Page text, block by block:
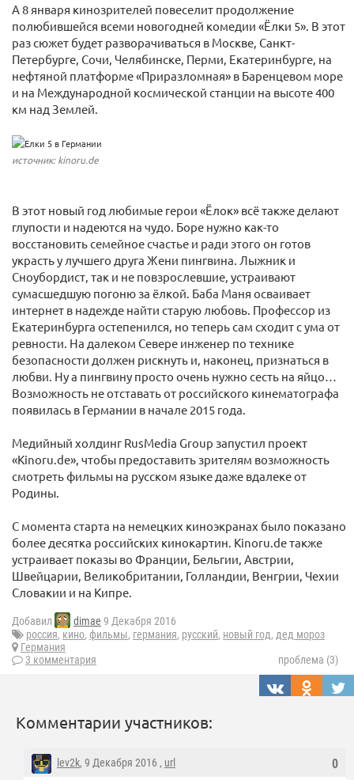
А 8 января кинозрителей повеселит продолжение
полюбившейся всеми новогодней комедии «Ёлки 5». В этот
раз сюжет будет разворачиваться в Москве, Санкт-
Петербурге, Сочи, Челябинске, Перми, Екатеринбурге, на
нефтяной платформе «Приразломная» в Баренцевом море
и на Международной космической станции на высоте 400
км над Землей.
источник: kinoru.de
В этот новый год любимые герои «Ёлок» всё также делают
глупости и надеются на чудо. Боре нужно как-то
восстановить семейное счастье и ради этого он готов
украсть у лучшего друга Жени пингвина. Лыжник и
Сноубордист, так и не повзрослевшие, устраивают
сумасшедшую погоню за ёлкой. Баба Маня осваивает
интернет в надежде найти старую любовь. Профессор из
Екатеринбурга остепенился, но теперь сам сходит с ума от
ревности. На далеком Севере инженер по технике
безопасности должен рискнуть и, наконец, признаться в
любви. Ну а пингвину просто очень нужно сесть на яйцо…
Возможность не отставать от российского кинематографа
появилась в Германии в начале 2015 года.
Медийный холдинг RusMedia Group запустил проект
«Kinoru.de», чтобы предоставить зрителям возможность
смотреть фильмы на русском языке даже вдалеке от
Родины.
С момента старта на немецких киноэкранах было показано
более десятка российских кинокартин. Kinoru.de также
устраивает показы во Франции, Бельгии, Австрии,
Швейцарии, Великобритании, Голландии, Венгрии, Чехии
Словакии и на Кипре.
Добавил dimae 9 Декабря 2016
россия, кино, фильмы, германия, русский, новый год, дед мороз
Германия
3 комментария
проблема (3)
Комментарии участников:
0
lev2k, 9 Декабря 2016 , url